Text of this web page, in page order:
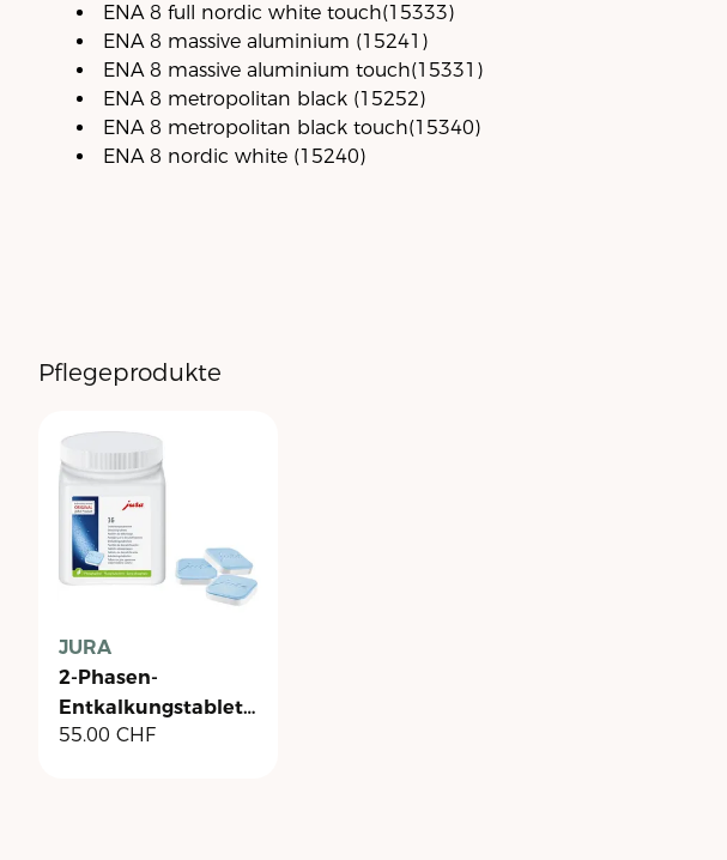
ENA 8 full nordic white touch(15333)
ENA 8 massive aluminium (15241)
ENA 8 massive aluminium touch(15331)
ENA 8 metropolitan black (15252)
ENA 8 metropolitan black touch(15340)
ENA 8 nordic white (15240)
Pflegeprodukte
JURA
2-Phasen-
Entkalkungstabletten
- Dose à 36 Stück
55.00 CHF